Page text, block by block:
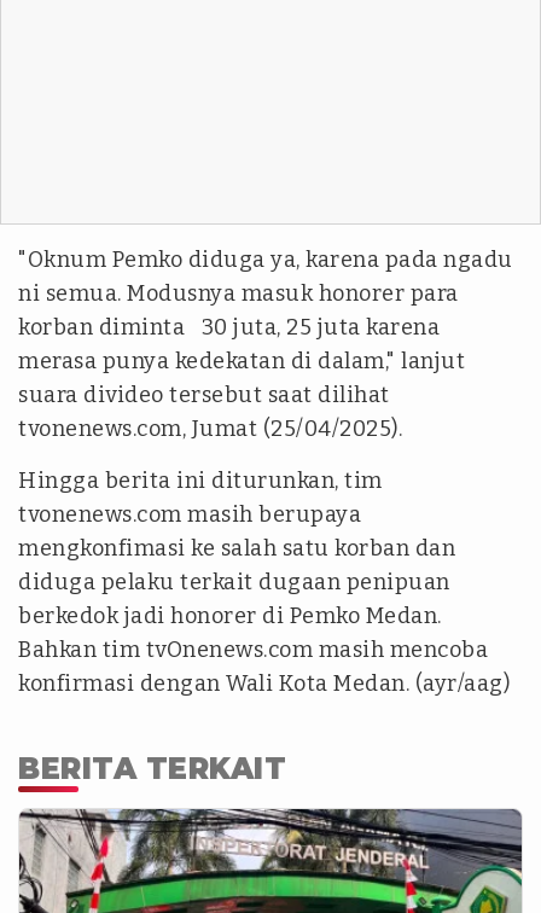
"Oknum Pemko diduga ya, karena pada ngadu
ni semua. Modusnya masuk honorer para
korban diminta 30 juta, 25 juta karena
merasa punya kedekatan di dalam," lanjut
suara divideo tersebut saat dilihat
tvonenews.com, Jumat (25/04/2025).
Hingga berita ini diturunkan, tim
tvonenews.com masih berupaya
mengkonfimasi ke salah satu korban dan
diduga pelaku terkait dugaan penipuan
berkedok jadi honorer di Pemko Medan.
Bahkan tim tvOnenews.com masih mencoba
konfirmasi dengan Wali Kota Medan. (ayr/aag)
BERITA TERKAIT